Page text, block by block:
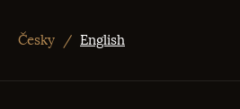
Česky / English